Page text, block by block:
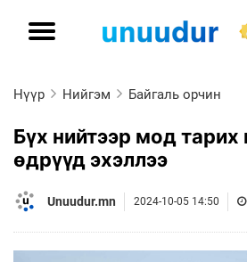
Нүүр Нийгэм Байгаль орчин
Бүх нийтээр мод
өдрүүд эхэллээ
Unuudur.mn 2024-10-05 14:50